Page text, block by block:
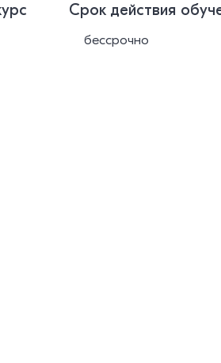
Срок действия
бессрочно